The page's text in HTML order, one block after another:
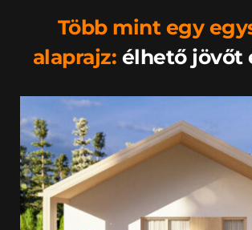
Több mint egy
alaprajz: élhető jövőt